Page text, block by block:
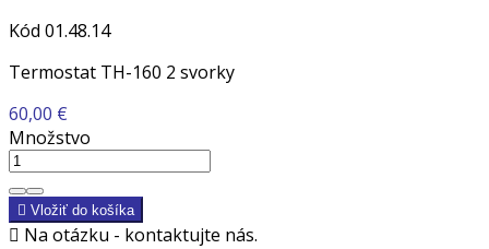
Kód 01.48.14
Termostat TH-160 2 svorky
60,00 €
Množstvo
 Vložiť do košíka
 Na otázku - kontaktujte nás.